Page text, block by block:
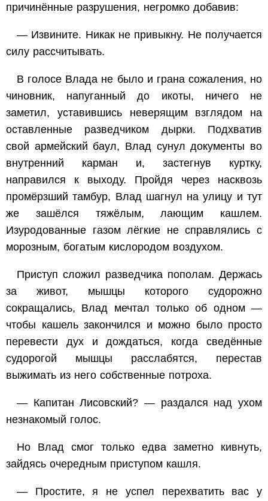
причинённые разрушения, негромко добавив:
— Извините. Никак не привыкну. Не получается
силу рассчитывать.
В голосе Влада не было и грана сожаления, но
чиновник, напуганный до икоты, ничего не
заметил, уставившись неверящим взглядом на
оставленные разведчиком дырки. Подхватив
свой армейский баул, Влад сунул документы во
внутренний карман и, застегнув куртку,
направился к выходу. Пройдя через насквозь
промёрзший тамбур, Влад шагнул на улицу и тут
же зашёлся тяжёлым, лающим кашлем.
Изуродованные газом лёгкие не справлялись с
морозным, богатым кислородом воздухом.
Приступ сложил разведчика пополам. Держась
за живот, мышцы которого судорожно
сокращались, Влад мечтал только об одном —
чтобы кашель закончился и можно было просто
перевести дух и дождаться, когда сведённые
судорогой мышцы расслабятся, перестав
выжимать из него собственные потроха.
— Капитан Лисовский? — раздался над ухом
незнакомый голос.
Но Влад смог только едва заметно кивнуть,
зайдясь очередным приступом кашля.
— Простите, я не успел перехватить вас у